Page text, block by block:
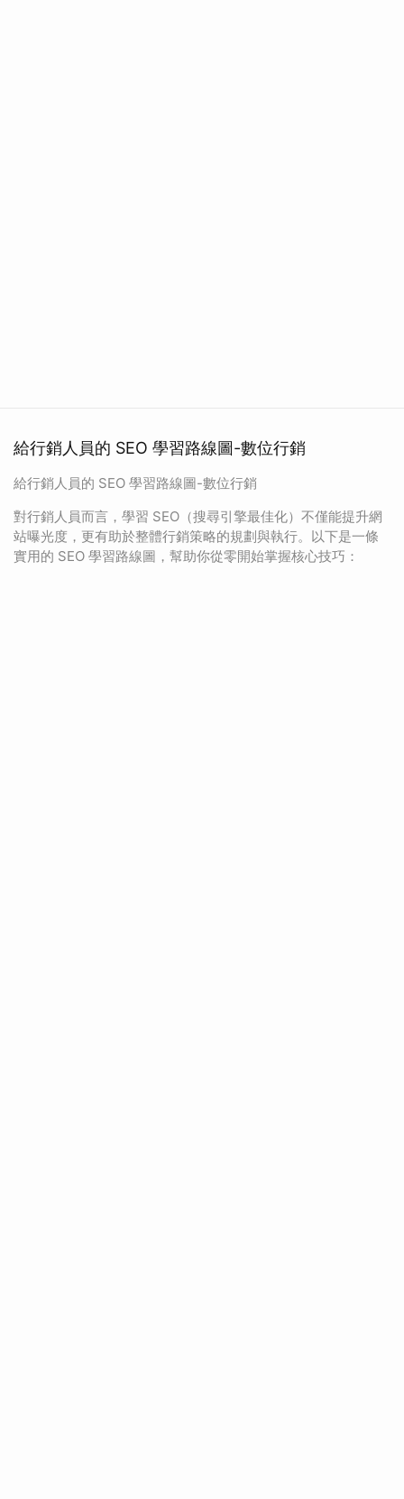
給行銷人員的 SEO 學習路線圖-數位行銷
給行銷人員的 SEO 學習路線圖-數位行銷
對行銷人員而言，學習 SEO（搜尋引擎最佳化）不僅能提升網
站曝光度，更有助於整體行銷策略的規劃與執行。以下是一條
實用的 SEO 學習路線圖，幫助你從零開始掌握核心技巧：